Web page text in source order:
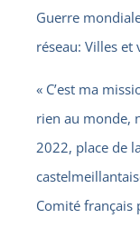
Guerre
réseau: Villes et
« C’est ma
rien au monde,
2022, place de
Comité français